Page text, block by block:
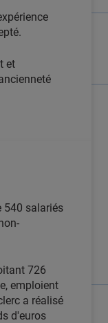
et
540 salariés
726
emploient
a réalisé
d'euros